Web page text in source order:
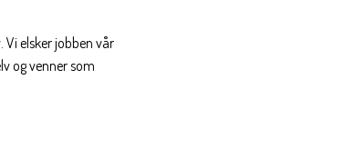
Vi elsker jobben vår
og venner som